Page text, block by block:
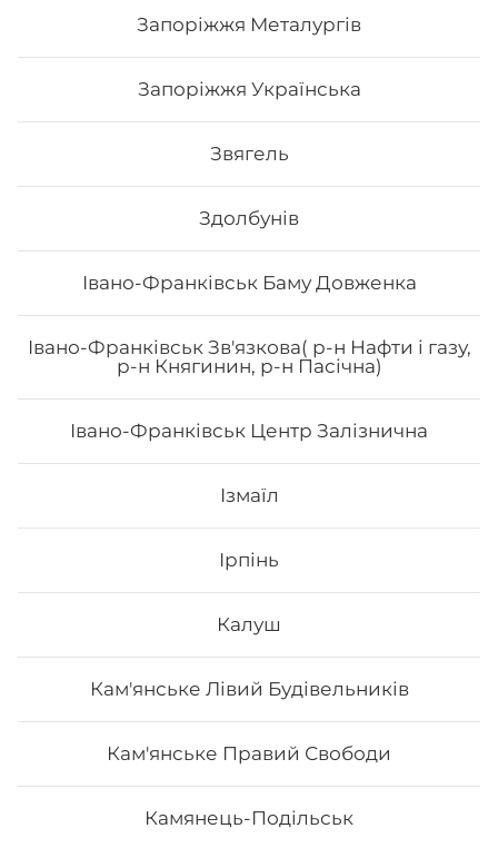
Запоріжжя Металургів
Запоріжжя Українська
Звягель
Здолбунів
Івано-Франківськ Баму Довженка
Івано-Франківськ Зв'язкова( р-н Нафти і газу,
р-н Княгинин, р-н Пасічна)
Івано-Франківськ Центр Залізнична
Ізмаїл
Ірпінь
Калуш
Кам'янське Лівий Будівельників
Кам'янське Правий Свободи
Камянець-Подільськ
Філадельфія з сурімі та лососем
сир філадельфія
214₴ Хочу